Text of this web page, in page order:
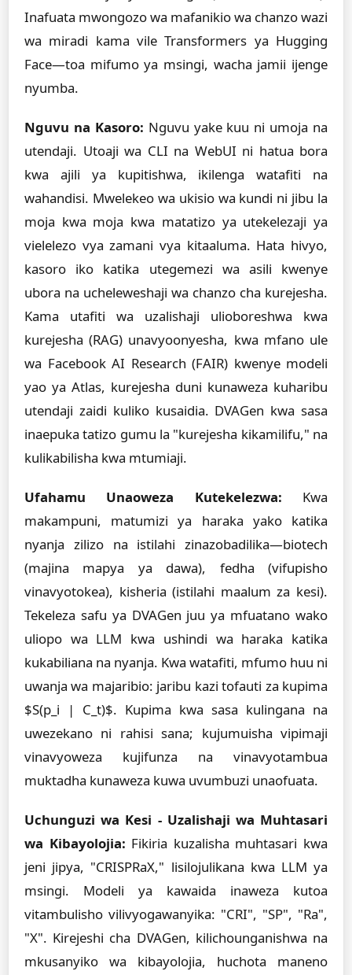
Inafuata mwongozo wa mafanikio wa chanzo wazi
wa miradi kama vile Transformers ya Hugging
Face—toa mifumo ya msingi, wacha jamii ijenge
nyumba.
Nguvu na Kasoro: Nguvu yake kuu ni umoja na
utendaji. Utoaji wa CLI na WebUI ni hatua bora
kwa ajili ya kupitishwa, ikilenga watafiti na
wahandisi. Mwelekeo wa ukisio wa kundi ni jibu la
moja kwa moja kwa matatizo ya utekelezaji ya
vielelezo vya zamani vya kitaaluma. Hata hivyo,
kasoro iko katika utegemezi wa asili kwenye
ubora na ucheleweshaji wa chanzo cha kurejesha.
Kama utafiti wa uzalishaji ulioboreshwa kwa
kurejesha (RAG) unavyoonyesha, kwa mfano ule
wa Facebook AI Research (FAIR) kwenye modeli
yao ya Atlas, kurejesha duni kunaweza kuharibu
utendaji zaidi kuliko kusaidia. DVAGen kwa sasa
inaepuka tatizo gumu la "kurejesha kikamilifu," na
kulikabilisha kwa mtumiaji.
Ufahamu Unaoweza Kutekelezwa: Kwa
makampuni, matumizi ya haraka yako katika
nyanja zilizo na istilahi zinazobadilika—biotech
(majina mapya ya dawa), fedha (vifupisho
vinavyotokea), kisheria (istilahi maalum za kesi).
Tekeleza safu ya DVAGen juu ya mfuatano wako
uliopo wa LLM kwa ushindi wa haraka katika
kukabiliana na nyanja. Kwa watafiti, mfumo huu ni
uwanja wa majaribio: jaribu kazi tofauti za kupima
$S(p_i | C_t)$. Kupima kwa sasa kulingana na
uwezekano ni rahisi sana; kujumuisha vipimaji
vinavyoweza kujifunza na vinavyotambua
muktadha kunaweza kuwa uvumbuzi unaofuata.
Uchunguzi wa Kesi - Uzalishaji wa Muhtasari
wa Kibayolojia: Fikiria kuzalisha muhtasari kwa
jeni jipya, "CRISPRaX," lisilojulikana kwa LLM ya
msingi. Modeli ya kawaida inaweza kutoa
vitambulisho vilivyogawanyika: "CRI", "SP", "Ra",
"X". Kirejeshi cha DVAGen, kilichounganishwa na
mkusanyiko wa kibayolojia, huchota maneno